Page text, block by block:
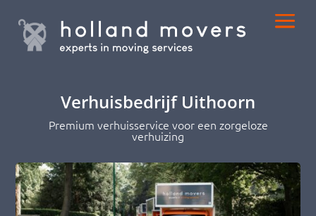
Verhuisbedrijf Uithoorn
Premium verhuisservice voor een zorgeloze
verhuizing